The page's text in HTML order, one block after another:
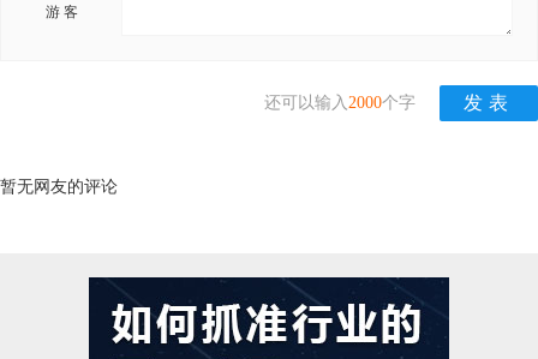
游 客
还可以输入 2000个字
暂无网友的评论